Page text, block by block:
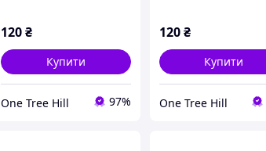
120₴
Купити
One Tree Hill 97%
120 ₴
Купити
One Tree Hill